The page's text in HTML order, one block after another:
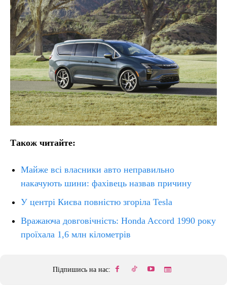
Також читайте:
Майже всі власники авто неправильно
накачують шини: фахівець назвав причину
У центрі Києва повністю згоріла Tesla
Вражаюча довговічність: Honda Accord 1990 року
проїхала 1,6 млн кілометрів
Підпишись на нас: